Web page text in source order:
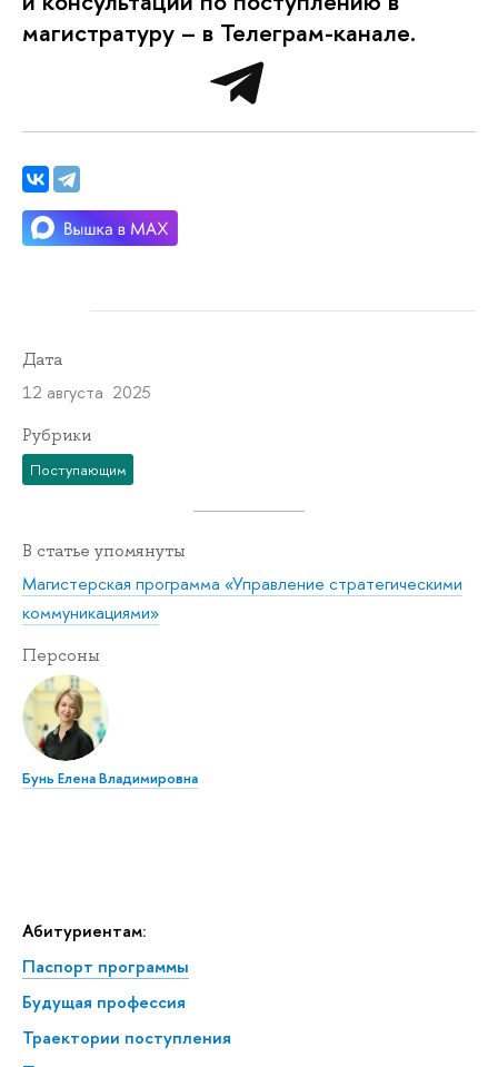
Абитуриентам:
Паспорт программы
Будущая профессия
Траектории поступления
магистратуру – в Телеграм-канале.
Дата
12 августа 2025
Рубрики
Поступающим
В статье упомянуты
Магистерская программа «Управление стратегическими
коммуникациями»
Персоны
Бунь Елена Владимировна